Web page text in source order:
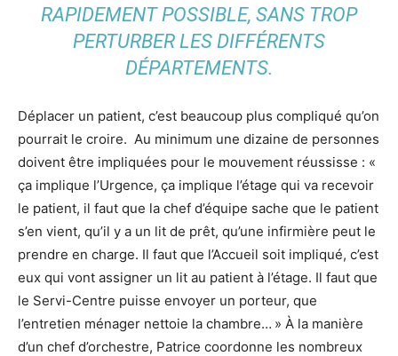
RAPIDEMENT POSSIBLE, SANS TROP
PERTURBER LES DIFFÉRENTS
DÉPARTEMENTS.
Déplacer un patient, c’est beaucoup plus compliqué qu’on
pourrait le croire. Au minimum une dizaine de personnes
doivent être impliquées pour le mouvement réussisse : «
ça implique l’Urgence, ça implique l’étage qui va recevoir
le patient, il faut que la chef d’équipe sache que le patient
s’en vient, qu’il y a un lit de prêt, qu’une infirmière peut le
prendre en charge. Il faut que l’Accueil soit impliqué, c’est
eux qui vont assigner un lit au patient à l’étage. Il faut que
le Servi-Centre puisse envoyer un porteur, que
l’entretien ménager nettoie la chambre… » À la manière
d’un chef d’orchestre, Patrice coordonne les nombreux